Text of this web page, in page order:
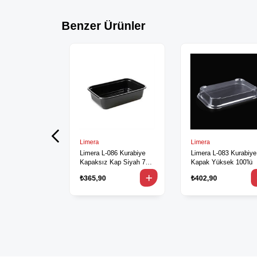
Benzer Ürünler
Limera
Limera L-086 Kurabiye
Kapaksız Kap Siyah 750
₺365,90
Limera
Limera L-083 Kurabiye
Kapak Yüksek 100'lü
₺402,90